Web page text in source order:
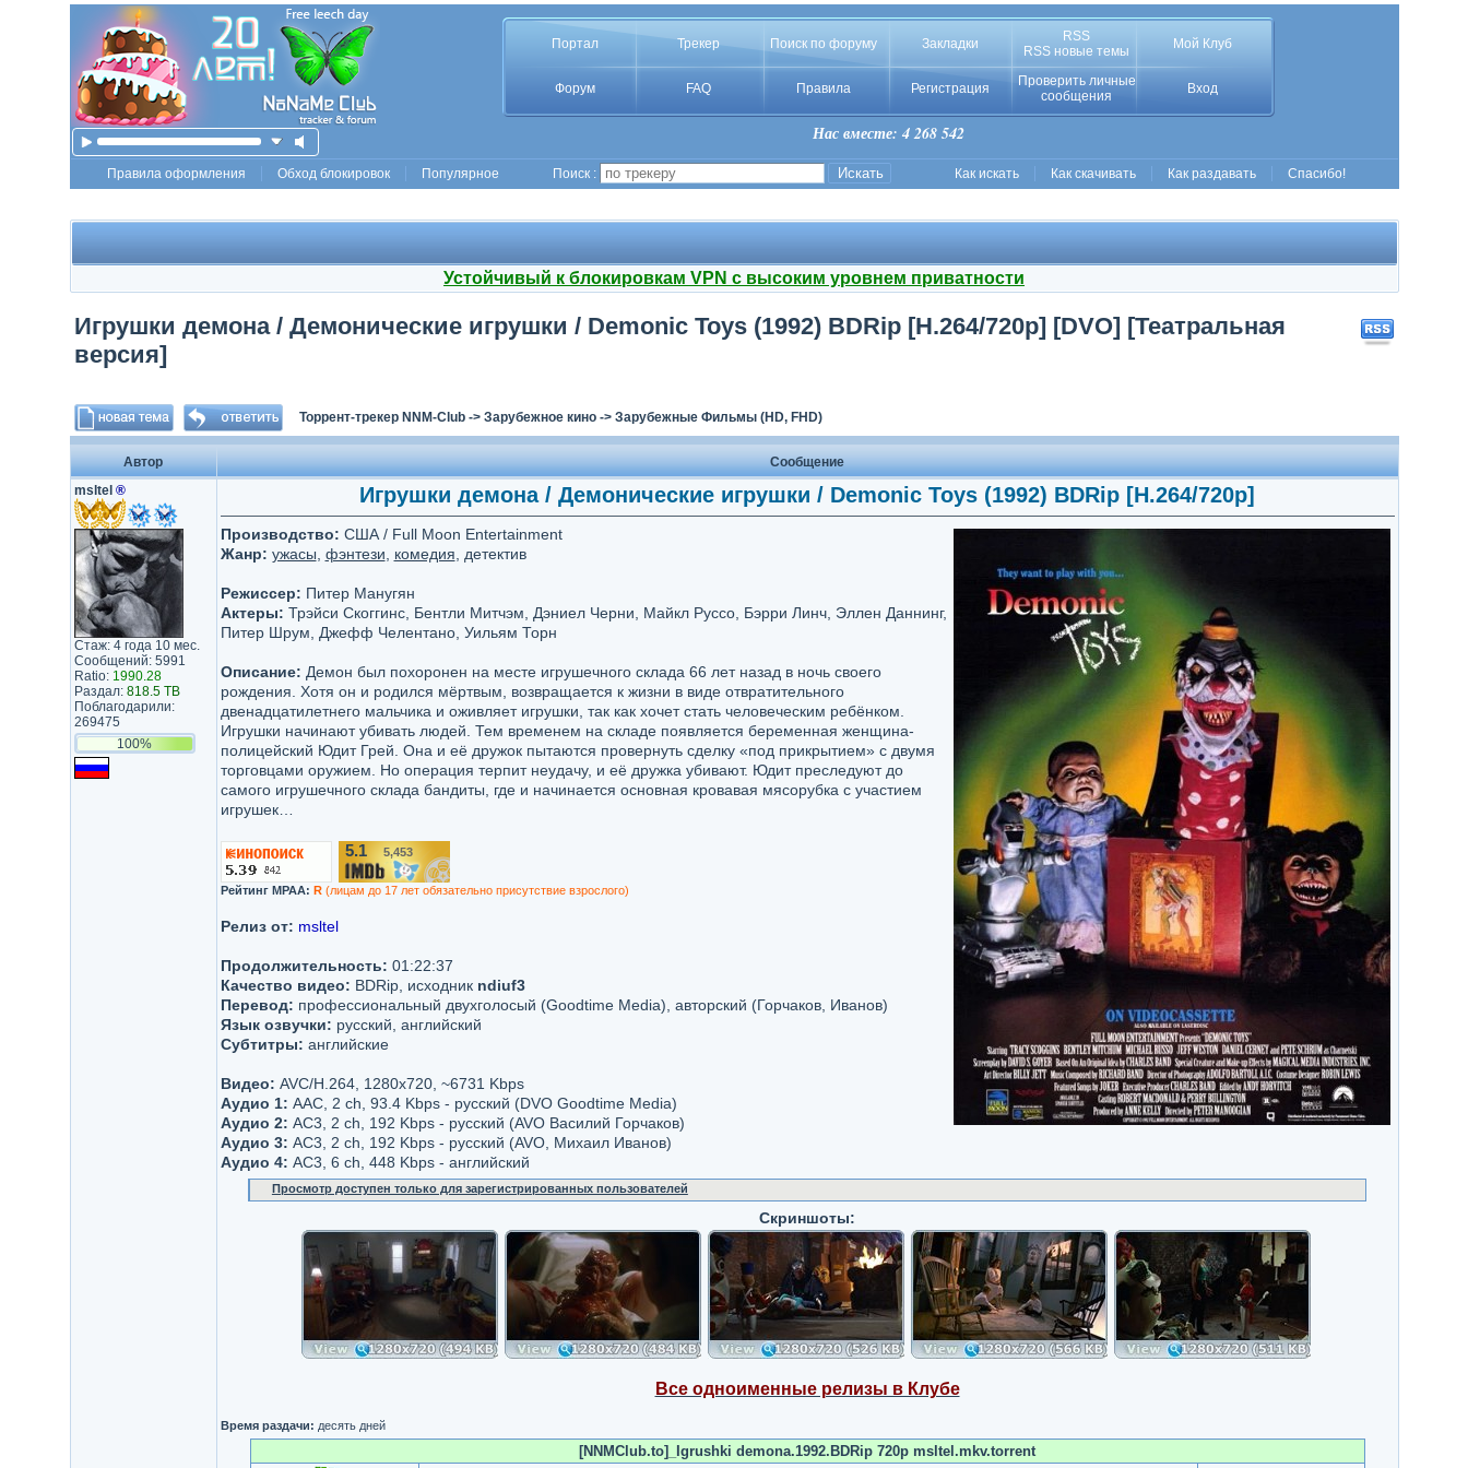
Портал Трекер Поиск по форуму Закладки
RSS
RSS новые темы
Мой Клуб
Форум FAQ Правила Регистрация
Проверить личные
сообщения
Вход
Нас вместе: 4 268 542
Правила оформления Обход блокировок Популярное Поиск : Как искать Как скачивать Как раздавать Спасибо!
Устойчивый к блокировкам VPN с высоким уровнем приватности
Игрушки демона / Демонические игрушки / Demonic Toys (1992) BDRip [H.264/720p] [DVO] [Театральная
версия]
Торрент-трекер NNM-Club-> Зарубежное кино-> Зарубежные Фильмы (HD, FHD)
Автор
Сообщение
msltel ®
Стаж: 4 года 10 мес.
Сообщений: 5991
Ratio: 1990.28
Раздал: 818.5 TB
Поблагодарили:
269475
100%
Игрушки демона / Демонические игрушки / Demonic Toys (1992) BDRip [H.264/720p]
Производство: США / Full Moon Entertainment
Жанр: ужасы фэнтези комедия , детектив
Режиссер: Питер Манугян
Актеры: Трэйси Скоггинс, Бентли Митчэм, Дэниел Черни, Майкл Руссо, Бэрри Линч, Эллен Даннинг,
Питер Шрум, Джефф Челентано, Уильям Торн
Описание: Демон был похоронен на месте игрушечного склада 66 лет назад в ночь своего
рождения. Хотя он и родился мёртвым, возвращается к жизни в виде отвратительного
двенадцатилетнего мальчика и оживляет игрушки, так как хочет стать человеческим ребёнком.
Игрушки начинают убивать людей. Тем временем на складе появляется беременная женщина-
полицейский Юдит Грей. Она и её дружок пытаются провернуть сделку «под прикрытием» с двумя
торговцами оружием. Но операция терпит неудачу, и её дружка убивают. Юдит преследуют до
самого игрушечного склада бандиты, где и начинается основная кровавая мясорубка с участием
игрушек…
5.1/10 5,453
Рейтинг MPAA: R(лицам до 17 лет обязательно присутствие взрослого)
Релиз от: msltel
Продолжительность: 01:22:37
Качество видео: BDRip, исходник ndiuf3
Перевод: профессиональный двухголосый (Goodtime Media), авторский (Горчаков, Иванов)
Язык озвучки: русский, английский
Субтитры: английские
Видео: AVC/H.264, 1280x720, ~6731 Kbps
Аудио 1: AAC, 2 ch, 93.4 Kbps - русский (DVO Goodtime Media)
Аудио 2: AC3, 2 ch, 192 Kbps - русский (AVO Василий Горчаков)
Аудио 3: AC3, 2 ch, 192 Kbps - русский (AVO, Михаил Иванов)
Аудио 4: AC3, 6 ch, 448 Kbps - английский
Просмотр доступен только для зарегистрированных пользователей
Скриншоты:
Все одноименные релизы в Клубе
Время раздачи: десять дней
[NNMClub.to]_Igrushki demona.1992.BDRip 720p msltel.mkv.torrent